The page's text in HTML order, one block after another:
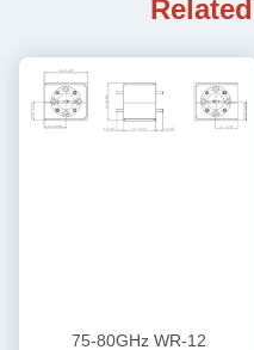
75-80GHz WR-12